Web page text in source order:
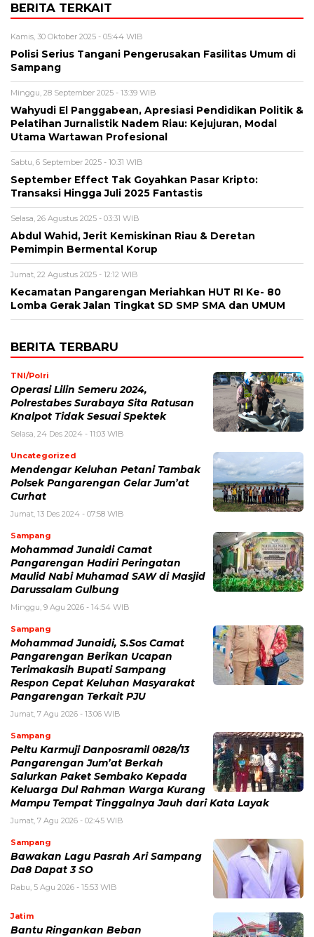
BERITA TERKAIT
Kamis, 30 Oktober 2025 - 05:44 WIB
Polisi Serius Tangani Pengerusakan Fasilitas Umum di
Sampang
Minggu, 28 September 2025 - 13:39 WIB
Wahyudi El Panggabean, Apresiasi Pendidikan Politik &
Pelatihan Jurnalistik Nadem Riau: Kejujuran, Modal
Utama Wartawan Profesional
Sabtu, 6 September 2025 - 10:31 WIB
September Effect Tak Goyahkan Pasar Kripto:
Transaksi Hingga Juli 2025 Fantastis
Selasa, 26 Agustus 2025 - 03:31 WIB
Abdul Wahid, Jerit Kemiskinan Riau & Deretan
Pemimpin Bermental Korup
Jumat, 22 Agustus 2025 - 12:12 WIB
Kecamatan Pangarengan Meriahkan HUT RI Ke- 80
Lomba Gerak Jalan Tingkat SD SMP SMA dan UMUM
BERITA TERBARU
TNI/Polri
Operasi Lilin Semeru 2024,
Polrestabes Surabaya Sita Ratusan
Knalpot Tidak Sesuai Spektek
Selasa, 24 Des 2024 - 11:03 WIB
Uncategorized
Mendengar Keluhan Petani Tambak
Polsek Pangarengan Gelar Jum’at
Curhat
Jumat, 13 Des 2024 - 07:58 WIB
Sampang
Mohammad Junaidi Camat
Pangarengan Hadiri Peringatan
Maulid Nabi Muhamad SAW di Masjid
Darussalam Gulbung
Minggu, 9 Agu 2026 - 14:54 WIB
Sampang
Mohammad Junaidi, S.Sos Camat
Pangarengan Berikan Ucapan
Terimakasih Bupati Sampang
Respon Cepat Keluhan Masyarakat
Pangarengan Terkait PJU
Jumat, 7 Agu 2026 - 13:06 WIB
Sampang
Peltu Karmuji Danposramil 0828/13
Pangarengan Jum’at Berkah
Salurkan Paket Sembako Kepada
Keluarga Dul Rahman Warga Kurang
Mampu Tempat Tinggalnya Jauh dari Kata Layak
Jumat, 7 Agu 2026 - 02:45 WIB
Sampang
Bawakan Lagu Pasrah Ari Sampang
Da8 Dapat 3 SO
Rabu, 5 Agu 2026 - 15:53 WIB
Jatim
Bantu Ringankan Beban